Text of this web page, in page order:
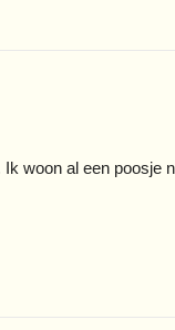
woon al een poosje